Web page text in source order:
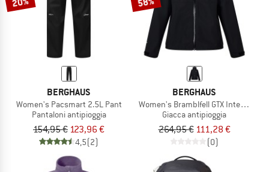
BERGHAUS
Women's Pacsmart 2.5L Pant
Pantaloni antipioggia
154,95 € 123,96 €
4,5(2)
BERGHAUS
Women's Bramblfell GTX Interactive
Giacca antipioggia
264,95 € 111,28 €
(0)